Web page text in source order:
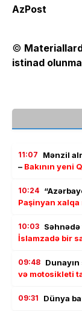
AzPost
©
istinad
11:07
Mənzil
– Bakının yeni
10:24
Paşinyan
10:03
İslamzadə bir
09:48
və motosikleti
09:31 Dünya